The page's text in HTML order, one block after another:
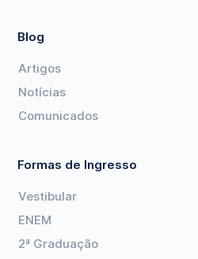
Blog
Artigos
Notícias
Comunicados
Formas de Ingresso
Vestibular
ENEM
2ª Graduação